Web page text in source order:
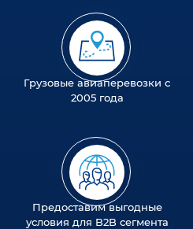
Грузовые авиаперевозки с
2005 года
Предоставим выгодные
условия для B2B сегмента